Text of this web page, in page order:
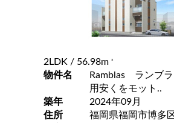
2LDK / 56.98m 2
物件名
Ramblas ランブ
用安くをモット..
築年
2024年09月
住所
福岡県福岡市博多